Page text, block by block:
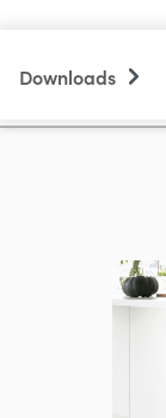
Downloads